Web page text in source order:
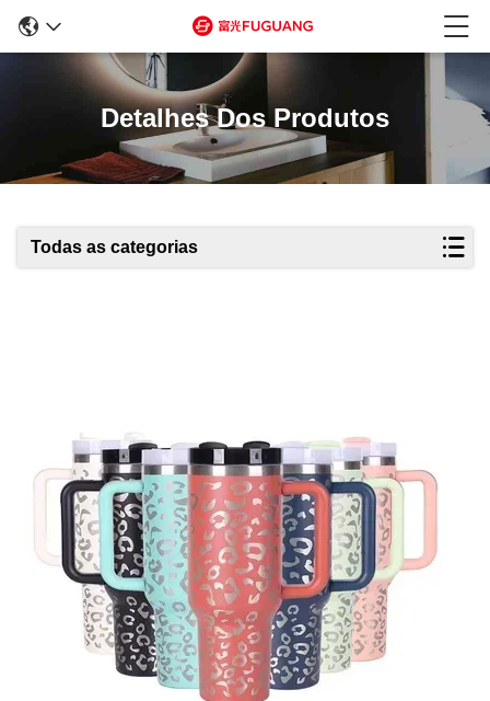
Detalhes Dos Produtos
Todas as categorias